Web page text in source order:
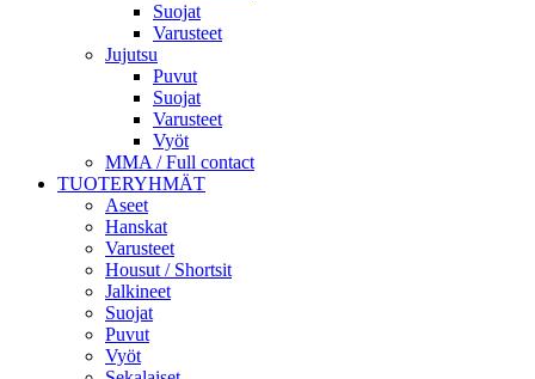
Suojat
Varusteet
Jujutsu
Puvut
Suojat
Varusteet
Vyöt
MMA / Full contact
TUOTERYHMÄT
Aseet
Hanskat
Varusteet
Housut / Shortsit
Jalkineet
Suojat
Puvut
Vyöt